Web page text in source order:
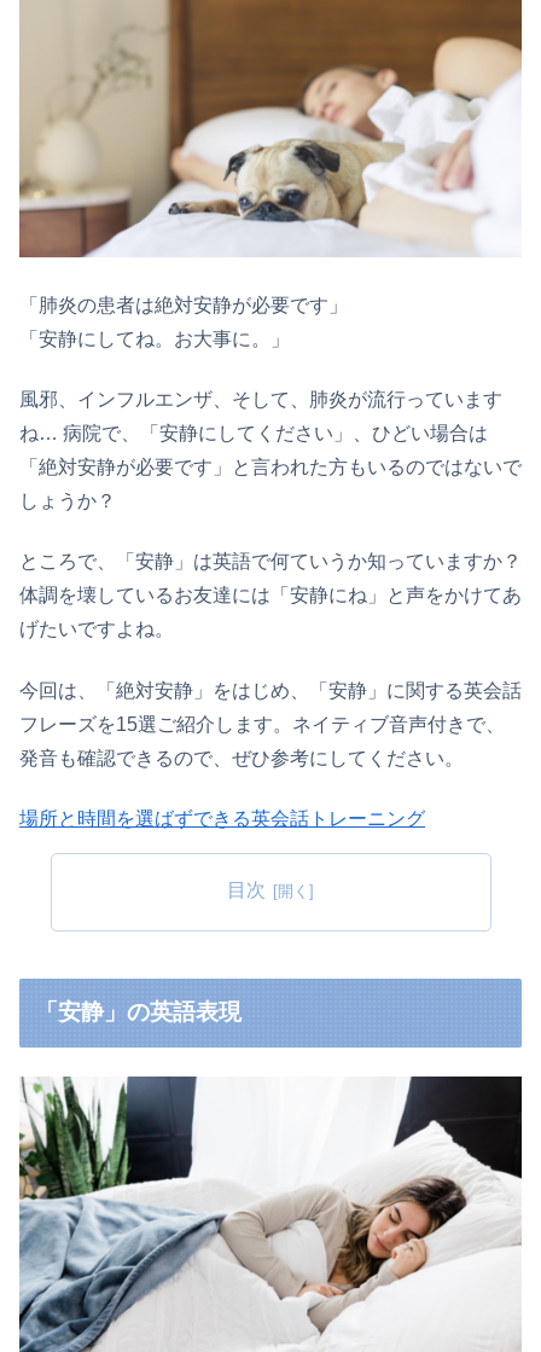
「肺炎の患者は絶対安静が必要です」
「安静にしてね。お大事に。」
風邪、インフルエンザ、そして、肺炎が流行っています
ね… 病院で、「安静にしてください」、ひどい場合は
「絶対安静が必要です」と言われた方もいるのではないで
しょうか？
ところで、「安静」は英語で何ていうか知っていますか？
体調を壊しているお友達には「安静にね」と声をかけてあ
げたいですよね。
今回は、「絶対安静」をはじめ、「安静」に関する英会話
フレーズを15選ご紹介します。ネイティブ音声付きで、
発音も確認できるので、ぜひ参考にしてください。
場所と時間を選ばずできる英会話トレーニング
目次
「安静」の英語表現